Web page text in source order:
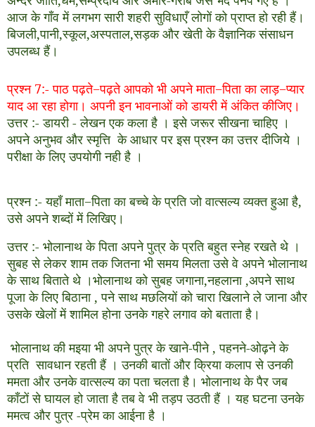
आज के गाँव में लगभग सारी शहरी सुविधाएँ लोगों को प्राप्त हो रही हैं।
बिजली,पानी,स्कूल,अस्पताल,सड़क और खेती के वैज्ञानिक संसाधन
उपलब्ध हैं।
प्रश्न 7:- पाठ पढ़ते−पढ़ते आपको भी अपने माता−पिता का लाड़−प्यार
याद आ रहा होगा। अपनी इन भावनाओं को डायरी में अंकित कीजिए।
उत्तर :-डायरी-लेखन एक कला है । इसे जरूर सीखना चाहिए ।
अपने अनुभव और स्मृत्ति के आधार पर इस प्रश्न का उत्तर दीजिये ।
परीक्षा के लिए उपयोगी नही है ।
प्रश्न :- यहाँ माता−पिता का बच्चे के प्रति जो वात्सल्य व्यक्त हुआ है,
उसे अपने शब्दों में लिखिए।
उत्तर :- भोलानाथ के पिता अपने पुत्र के प्रति बहुत स्नेह रखते थे ।
सुबह से लेकर शाम तक जितना भी समय मिलता उसे वे अपने भोलानाथ
के साथ बिताते थे ।भोलानाथ को सुबह जगाना,नहलाना ,अपने साथ
पूजा के लिए बिठाना ,पने साथ मछलियों को चारा खिलाने ले जाना और
उसके खेलों में शामिल होना उनके गहरे लगाव को बताता है।
भोलानाथ की मइया भी अपने पुत्र के खाने-पीने ,पहनने-ओढ़ने के
प्रति सावधान रहती हैं । उनकी बातों और क्रिया कलाप से उनकी
ममता और उनके वात्सल्य का पता चलता है। भोलानाथ के पैर जब
काँटों से घायल हो जाता है तब वे भी तड़प उठती हैं । यह घटना उनके
ममत्व और पुत्र -प्रेम का आईना है ।